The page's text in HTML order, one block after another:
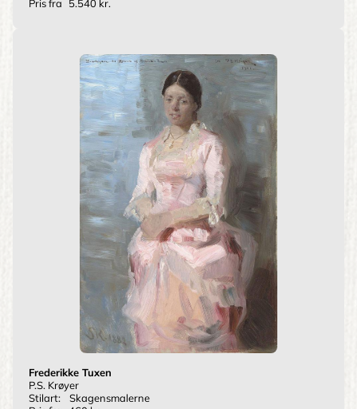
Pris fra 5.540 kr.
Frederikke Tuxen
P.S. Krøyer
Stilart:
Skagensmalerne